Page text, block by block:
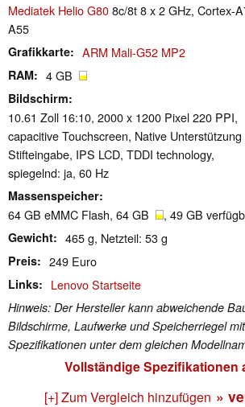
Mediatek Helio G808c/8t 8 x 2 GHz, Cortex-
A55
Grafikkarte ARM Mali-G52 MP2
RAM 4 GB
Bildschirm
10.61 Zoll 16:10, 2000 x 1200 Pixel 220 PPI,
capacitive Touchscreen, Native
Stifteingabe, IPS LCD, TDDI technology,
spiegelnd: ja, 60 Hz
Massenspeicher
64 GB eMMC Flash, 64 GB , 49 GB
Gewicht 465 g, Netzteil: 53 g
Preis 249 Euro
Links Lenovo Startseite
Hinweis: Der Hersteller kann abweichende
Bildschirme, Laufwerke und Speicherriegel
Spezifikationen unter dem gleichen
Vollständige Spezifikationen
[+] Zum Vergleich hinzufügen »